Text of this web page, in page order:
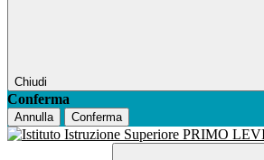
Chiudi
Conferma
Annulla Conferma